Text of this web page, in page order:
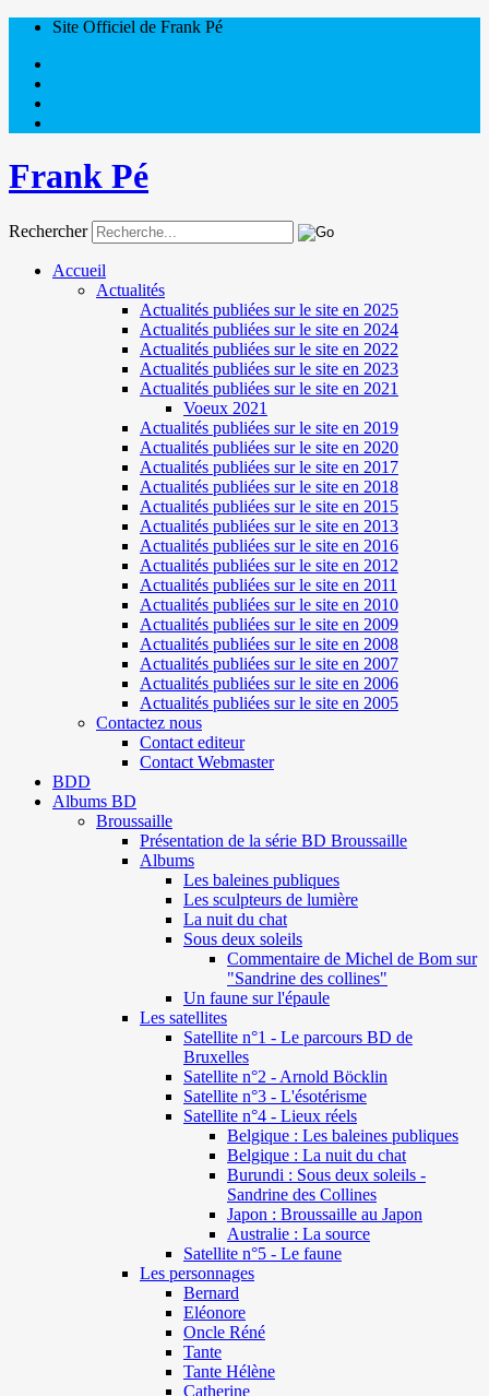
Site Officiel de Frank Pé
Frank Pé
Rechercher
Accueil
Actualités
Actualités publiées sur le site en 2025
Actualités publiées sur le site en 2024
Actualités publiées sur le site en 2022
Actualités publiées sur le site en 2023
Actualités publiées sur le site en 2021
Voeux 2021
Actualités publiées sur le site en 2019
Actualités publiées sur le site en 2020
Actualités publiées sur le site en 2017
Actualités publiées sur le site en 2018
Actualités publiées sur le site en 2015
Actualités publiées sur le site en 2013
Actualités publiées sur le site en 2016
Actualités publiées sur le site en 2012
Actualités publiées sur le site en 2011
Actualités publiées sur le site en 2010
Actualités publiées sur le site en 2009
Actualités publiées sur le site en 2008
Actualités publiées sur le site en 2007
Actualités publiées sur le site en 2006
Actualités publiées sur le site en 2005
Contactez nous
Contact editeur
Contact Webmaster
BDD
Albums BD
Broussaille
Présentation de la série BD Broussaille
Albums
Les baleines publiques
Les sculpteurs de lumière
La nuit du chat
Sous deux soleils
Commentaire de Michel de Bom sur
"Sandrine des collines"
Un faune sur l'épaule
Les satellites
Satellite n°1 - Le parcours BD de
Bruxelles
Satellite n°2 - Arnold Böcklin
Satellite n°3 - L'ésotérisme
Satellite n°4 - Lieux réels
Belgique : Les baleines publiques
Belgique : La nuit du chat
Burundi : Sous deux soleils -
Sandrine des Collines
Japon : Broussaille au Japon
Australie : La source
Satellite n°5 - Le faune
Les personnages
Bernard
Eléonore
Oncle Réné
Tante
Tante Hélène
Catherine